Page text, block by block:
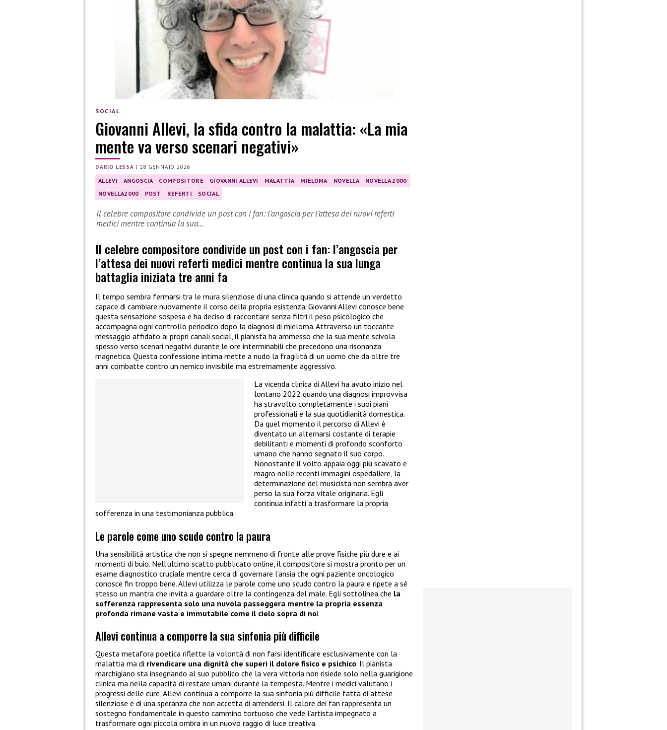
SOCIAL
Giovanni Allevi, la sfida contro la malattia: «La mia
mente va verso scenari negativi»
DARIO LESSA | 18 GENNAIO 2026
ALLEVI ANGOSCIA COMPOSITORE GIOVANNI ALLEVI MALATTIA MIELOMA NOVELLA
NOVELLA 2000
NOVELLA2000
POST REFERTI SOCIAL
Il celebre compositore condivide un post con i fan: l’angoscia per l’attesa dei nuovi referti
medici mentre continua la sua…
Il celebre compositore condivide un post con i fan: l’angoscia per
l’attesa dei nuovi referti medici mentre continua la sua lunga
battaglia iniziata tre anni fa
Il tempo sembra fermarsi tra le mura silenziose di una clinica quando si attende un verdetto
capace di cambiare nuovamente il corso della propria esistenza. Giovanni Allevi conosce bene
questa sensazione sospesa e ha deciso di raccontare senza filtri il peso psicologico che
accompagna ogni controllo periodico dopo la diagnosi di mieloma. Attraverso un toccante
messaggio affidato ai propri canali social, il pianista ha ammesso che la sua mente scivola
spesso verso scenari negativi durante le ore interminabili che precedono una risonanza
magnetica. Questa confessione intima mette a nudo la fragilità di un uomo che da oltre tre
anni combatte contro un nemico invisibile ma estremamente aggressivo.
La vicenda clinica di Allevi ha avuto inizio nel
lontano 2022 quando una diagnosi improvvisa
ha stravolto completamente i suoi piani
professionali e la sua quotidianità domestica.
Da quel momento il percorso di Allevi è
diventato un alternarsi costante di terapie
debilitanti e momenti di profondo sconforto
umano che hanno segnato il suo corpo.
Nonostante il volto appaia oggi più scavato e
magro nelle recenti immagini ospedaliere, la
determinazione del musicista non sembra aver
perso la sua forza vitale originaria. Egli
continua infatti a trasformare la propria
sofferenza in una testimonianza pubblica.
Le parole come uno scudo contro la paura
Una sensibilità artistica che non si spegne nemmeno di fronte alle prove fisiche più dure e ai
momenti di buio. Nell’ultimo scatto pubblicato online, il compositore si mostra pronto per un
esame diagnostico cruciale mentre cerca di governare l’ansia che ogni paziente oncologico
conosce fin troppo bene. Allevi utilizza le parole come uno scudo contro la paura e ripete a sé
stesso un mantra che invita a guardare oltre la contingenza del male. Egli sottolinea che la
sofferenza rappresenta solo una nuvola passeggera mentre la propria essenza
profonda rimane vasta e immutabile come il cielo sopra di noi.
Allevi continua a comporre la sua sinfonia più difficile
Questa metafora poetica riflette la volontà di non farsi identificare esclusivamente con la
malattia ma di rivendicare una dignità che superi il dolore fisico e psichico. Il pianista
marchigiano sta insegnando al suo pubblico che la vera vittoria non risiede solo nella guarigione
clinica ma nella capacità di restare umani durante la tempesta. Mentre i medici valutano i
progressi delle cure, Allevi continua a comporre la sua sinfonia più difficile fatta di attese
silenziose e di una speranza che non accetta di arrendersi. Il calore dei fan rappresenta un
sostegno fondamentale in questo cammino tortuoso che vede l’artista impegnato a
trasformare ogni piccola ombra in un nuovo raggio di luce creativa.